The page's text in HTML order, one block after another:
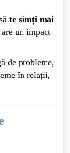
te simți mai
un impact
de probleme,
în relații,